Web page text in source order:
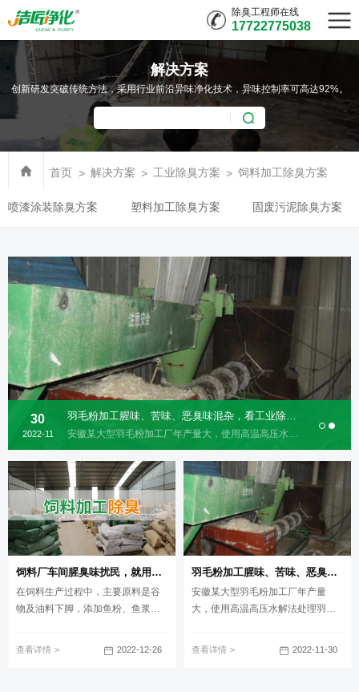
除臭工程师在线
17722775038
解决方案
创新研发突破传统方法，采用行业前沿异味净化技术，异味控制率可高达92%。
首页 解决方案 工业除臭方案 饲料加工除臭方案
喷漆涂装除臭方案 塑料加工除臭方案 固废污泥除臭方案
30
2022-11
羽毛粉加工腥味、苦味、恶臭味混杂，看工业除臭剂如何快速除臭！
饲料厂车间腥臭味扰民，就用Dejing的净饲料厂专用除臭剂
在饲料生产过程中，主要原料是谷
物及油料下脚，添加鱼粉、鱼浆、
查看详情 2022-12-26
羽毛粉加工腥味、苦味、恶臭味混杂，看工业除臭剂如何快速除臭！
安徽某大型羽毛粉加工厂年产量
大，使用高温高压水解法处理羽
查看详情 2022-11-30